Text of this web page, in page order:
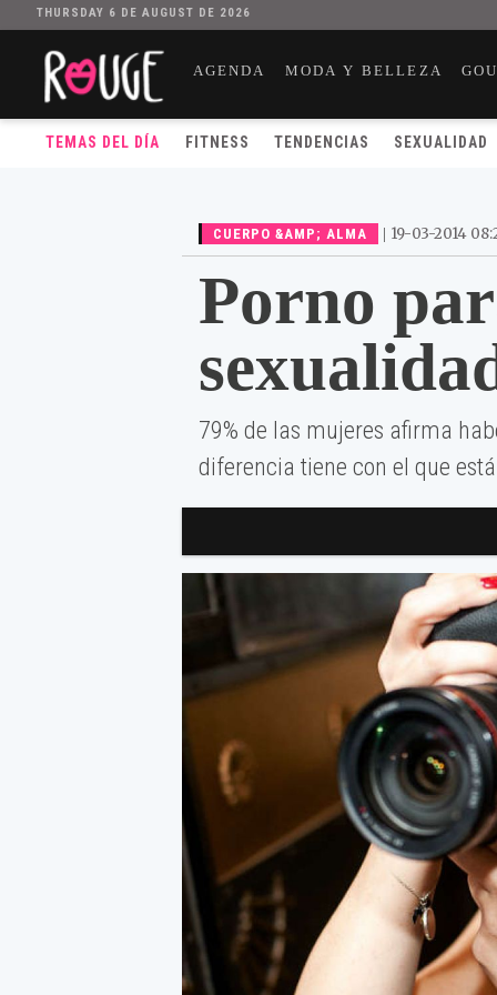
THURSDAY 6 DE AUGUST DE 2026
AGENDA MODA Y BELLEZA
TEMAS DEL DÍA FITNESS TENDENCIAS SEXUALIDAD
CUERPO &AMP; ALMA | 19-03-2014
Porno
79% de las mujeres afirma
diferencia tiene con el que